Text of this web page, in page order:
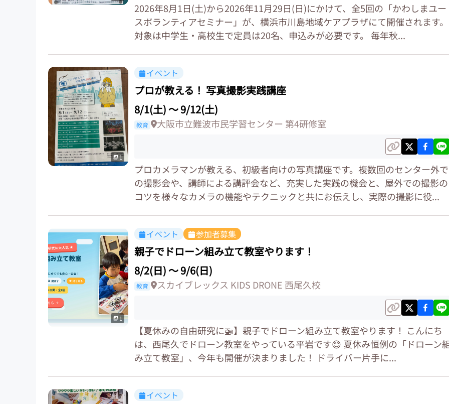
2026年8月1日(土)から2026年11月29日(日)にかけて、全5回の「かわしまユー
スボランティアセミナー」が、横浜市川島地域ケアプラザにて開催されます。
対象は中学生・高校生で定員は20名、申込みが必要です。 毎年秋...
1
イベント
プロが教える！ 写真撮影実践講座
8/1(土)〜9/12(土)
教育 大阪市立難波市民学習センター 第4研修室
プロカメラマンが教える、初級者向けの写真講座です。複数回のセンター外で
の撮影会や、講師による講評会など、充実した実践の機会と、屋外での撮影の
コツを様々なカメラの機能やテクニックと共にお伝えし、実際の撮影に役...
1
イベント 参加者募集
親子でドローン組み立て教室やります！
8/2(日)〜9/6(日)
教育 スカイブレックス KIDS DRONE 西尾久校
【夏休みの自由研究に🚁】親子でドローン組み立て教室やります！ こんにち
は、西尾久でドローン教室をやっている平岩です😊 夏休み恒例の「ドローン
み立て教室」、今年も開催が決まりました！ ドライバー片手に...
イベント